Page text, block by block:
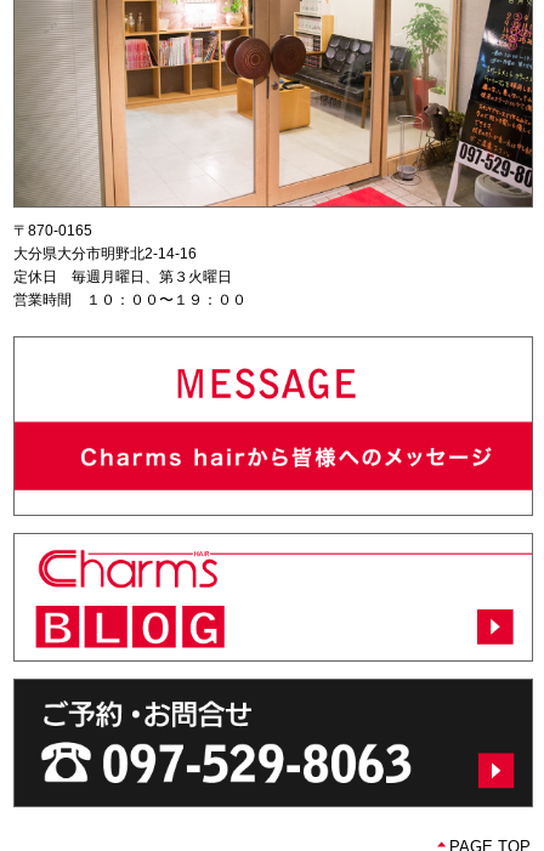
〒870-0165
大分県大分市明野北2-14-16
定休日 毎週月曜日、第３火曜日
営業時間 １０：００〜１９：００
PAGE TOP